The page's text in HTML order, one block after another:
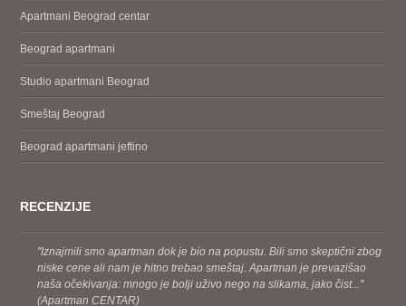
Apartmani Beograd centar
Beograd apartmani
Studio apartmani Beograd
Smeštaj Beograd
Beograd apartmani jeftino
RECENZIJE
''Iznajmili smo apartman dok je bio na popustu. Bili smo skeptični zbog
niske cene ali nam je hitno trebao smeštaj. Apartman je prevazišao
naša očekivanja: mnogo je bolji uživo nego na slikama, jako čist...''
(Apartman CENTAR)